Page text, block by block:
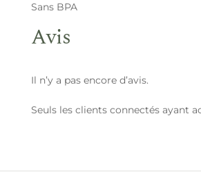
Sans BPA
Avis
Il n’y a pas encore d’avis.
Seuls les clients connectés ayant